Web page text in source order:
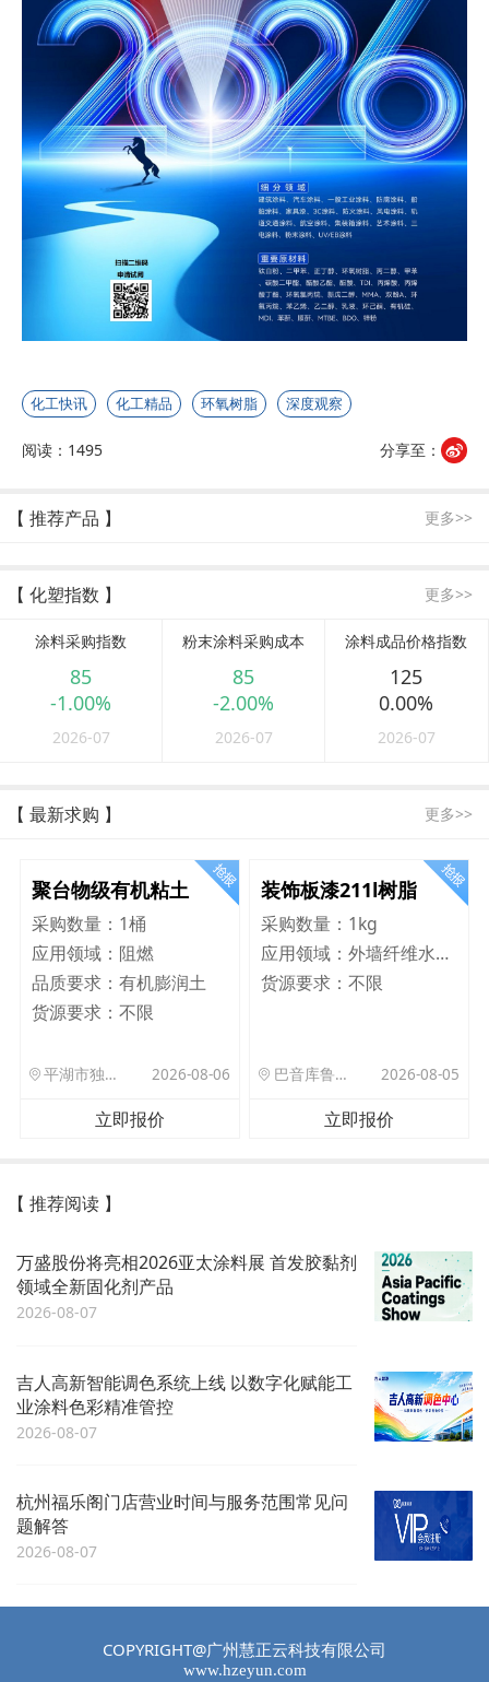
化工快讯 化工精品 环氧树脂 深度观察
阅读：1495 分享至：
【 推荐产品 】 更多>>
【 化塑指数 】 更多>>
涂料采购指数
85
-1.00%
2026-07
粉末涂料采购成本
85
-2.00%
2026-07
涂料成品价格指数
125
0.00%
2026-07
【 最新求购 】 更多>>
聚台物级有机粘土
采购数量： 1桶
应用领域： 阻燃
品质要求： 有机膨润土
货源要求： 不限
平湖市独山港镇集港路 589 号 2026-08-06
立即报价
装饰板漆211l树脂
采购数量： 1kg
应用领域：
外墙纤维水泥板
货源要求：不限
巴音库鲁提镇,托帕口岸六号库房 2026-08-05
立即报价
【 推荐阅读 】
万盛股份将亮相2026亚太涂料展 首发胶黏剂
领域全新固化剂产品
2026-08-07
吉人高新智能调色系统上线 以数字化赋能工
业涂料色彩精准管控
2026-08-07
杭州福乐阁门店营业时间与服务范围常见问
题解答
2026-08-07
COPYRIGHT@广州慧正云科技有限公司
www.hzeyun.com